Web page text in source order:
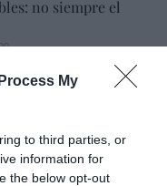
My
to third parties, or
information for
the below opt-out
no siempre el
no perseguía a